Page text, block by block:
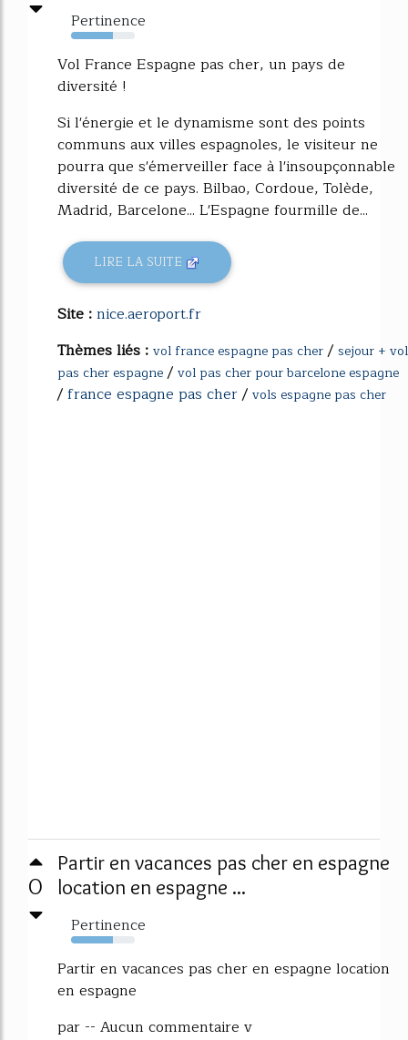
Pertinence
66%
Vol France Espagne pas cher, un pays de
diversité !
Si l'énergie et le dynamisme sont des points
communs aux villes espagnoles, le visiteur ne
pourra que s'émerveiller face à l'insoupçonnable
diversité de ce pays. Bilbao, Cordoue, Tolède,
Madrid, Barcelone... L'Espagne fourmille de...
LIRE LA SUITE
Site :nice.aeroport.fr
Thèmes liés : vol france espagne pas cher/ sejour + vol
pas cher espagne/ vol pas cher pour barcelone espagne
/france espagne pas cher/ vols espagne pas cher
0
Partir en vacances pas cher en espagne
location en espagne ...
Pertinence
65%
Partir en vacances pas cher en espagne location
en espagne
par -- Aucun commentaire v